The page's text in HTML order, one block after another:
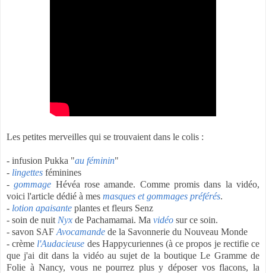
Les petites merveilles qui se trouvaient dans le colis :
- infusion Pukka "au féminin"
- lingettes féminines
-gommage Hévéa rose amande. Comme promis dans la vidéo,
voici l'article dédié à mes masques et gommages préférés.
- lotion apaisante plantes et fleurs Senz
- soin de nuit Nyx de Pachamamai. Ma vidéo sur ce soin.
- savon SAF Avocamande de la Savonnerie du Nouveau Monde
- crème l'Audacieuse des Happycuriennes (à ce propos je rectifie ce
que j'ai dit dans la vidéo au sujet de la boutique Le Gramme de
Folie à Nancy, vous ne pourrez plus y déposer vos flacons, la